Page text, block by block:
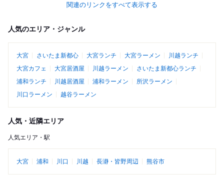
関連のリンクをすべて表示する
人気のエリア・ジャンル
大宮 さいたま新都心 大宮ランチ 大宮ラーメン
川越ランチ
大宮カフェ
大宮居酒屋 川越ラーメン
さいたま新都心ランチ
浦和ランチ
川越居酒屋 浦和ラーメン
所沢ラーメン
川口ラーメン
越谷ラーメン
人気・近隣エリア
人気エリア・駅
大宮 浦和 川口 川越 長瀞・皆野周辺 熊谷市